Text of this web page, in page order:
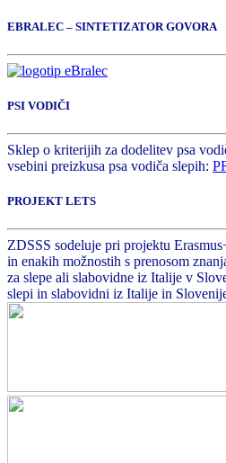
EBRALEC – SINTETIZATOR GOVORA
PSI VODIČI
Sklep o kriterijih za dodelitev psa
vsebini preizkusa psa vodiča slepih:
PROJEKT LETS
ZDSSS sodeluje pri projektu
in enakih možnostih s prenosom
za slepe ali slabovidne iz Italije v
slepi in slabovidni iz Italije in